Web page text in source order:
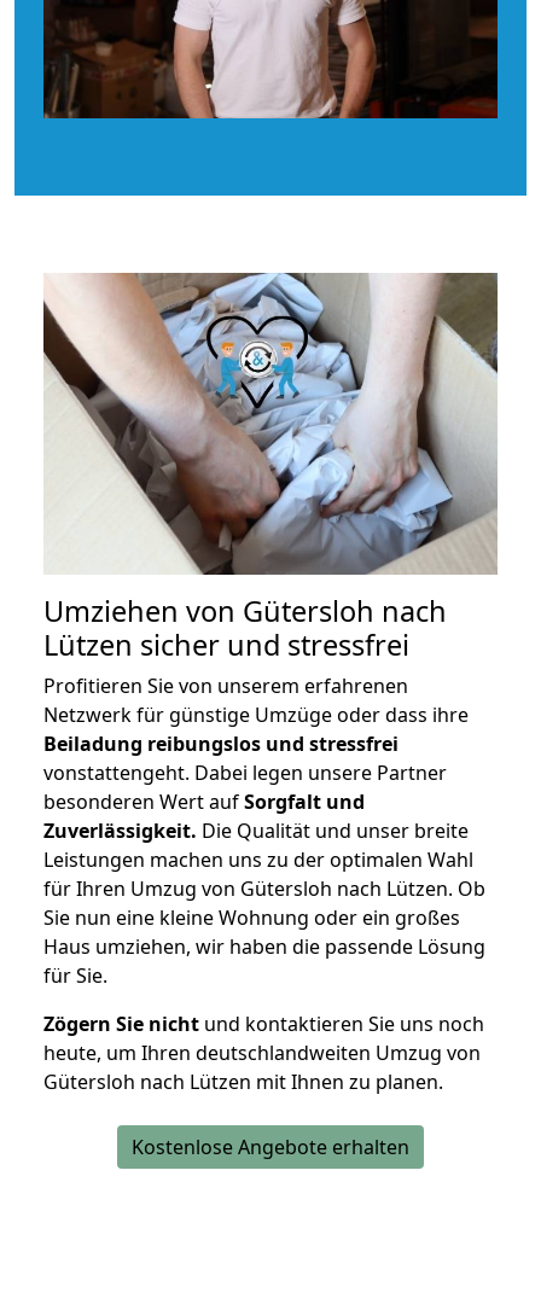
Umziehen von Gütersloh nach
Lützen sicher und stressfrei
Profitieren Sie von unserem erfahrenen
Netzwerk für günstige Umzüge oder dass ihre
Beiladung reibungslos und stressfrei
vonstattengeht. Dabei legen unsere Partner
besonderen Wert aufSorgfalt und
Zuverlässigkeit. Die Qualität und unser breite
Leistungen machen uns zu der optimalen Wahl
für Ihren Umzug von Gütersloh nach Lützen. Ob
Sie nun eine kleine Wohnung oder ein großes
Haus umziehen, wir haben die passende Lösung
für Sie.
Zögern Sie nicht und kontaktieren Sie uns noch
heute, um Ihren deutschlandweiten Umzug von
Gütersloh nach Lützen mit Ihnen zu planen.
Kostenlose Angebote erhalten